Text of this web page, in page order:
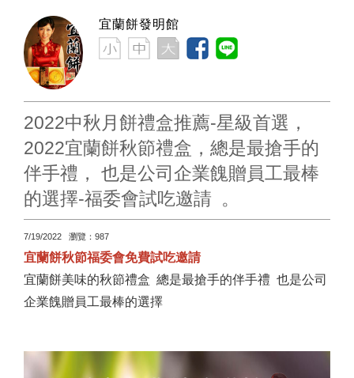
宜蘭餅發明館
2022中秋月餅禮盒推薦-星級首選，
2022宜蘭餅秋節禮盒，總是最搶手的
伴手禮， 也是公司企業餽贈員工最棒
的選擇-福委會試吃邀請 。
7/19/2022 瀏覽：987
宜蘭餅秋節福委會免費試吃邀請
宜蘭餅美味的秋節禮盒 總是最搶手的伴手禮 也是公司
企業餽贈員工最棒的選擇